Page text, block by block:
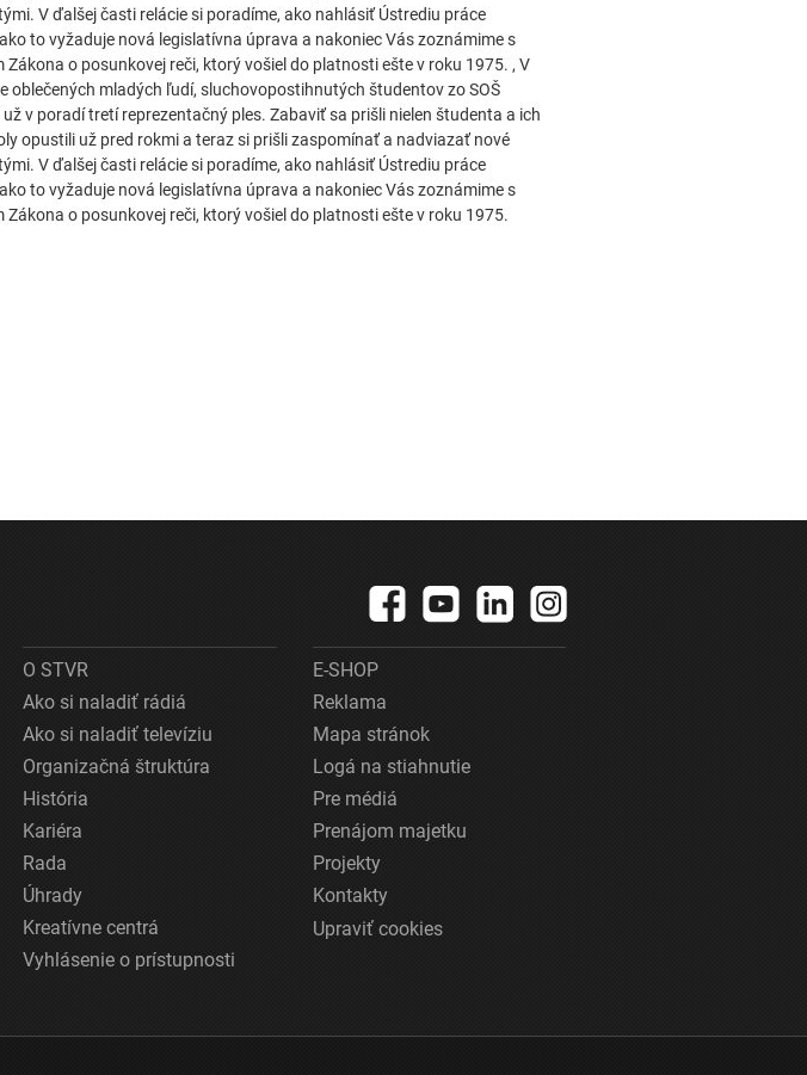
V ďalšej časti relácie si poradíme, ako nahlásiť Ústrediu práce
to vyžaduje nová legislatívna úprava a nakoniec Vás zoznámime s
o posunkovej reči, ktorý vošiel do platnosti ešte v roku 1975. , V
oblečených mladých ľudí, sluchovopostihnutých študentov zo SOŠ
v poradí tretí reprezentačný ples. Zabaviť sa prišli nielen študenta a ich
opustili už pred rokmi a teraz si prišli zaspomínať a nadviazať nové
V ďalšej časti relácie si poradíme, ako nahlásiť Ústrediu práce
to vyžaduje nová legislatívna úprava a nakoniec Vás zoznámime s
o posunkovej reči, ktorý vošiel do platnosti ešte v roku 1975.
O STVR
Ako si naladiť rádiá
Ako si naladiť televíziu
Organizačná štruktúra
História
Kariéra
Rada
Úhrady
Kreatívne centrá
Vyhlásenie o prístupnosti
E-SHOP
Reklama
Mapa stránok
Logá na stiahnutie
Pre médiá
Prenájom majetku
Projekty
Kontakty
Upraviť cookies